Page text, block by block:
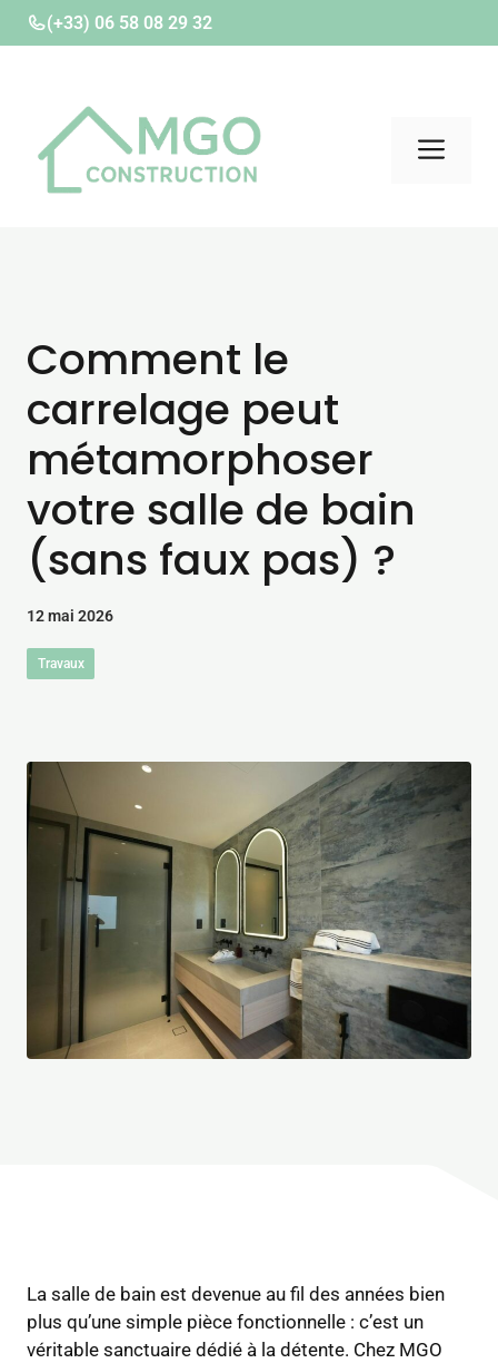
Aller
au
(+33) 06 58 08 29 32
Comment le
carrelage peut
métamorphoser
votre salle de bain
(sans faux pas) ?
12 mai 2026
Travaux
La salle de bain est devenue au fil des années bien
plus qu’une simple pièce fonctionnelle : c’est un
véritable sanctuaire dédié à la détente. Chez MGO